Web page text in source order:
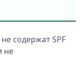
содержат SPF
не